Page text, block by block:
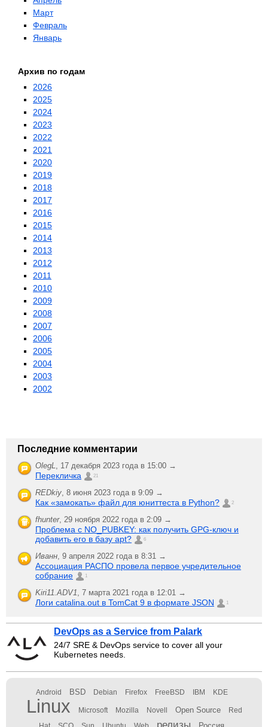
Март
Февраль
Январь
Архив по годам
2026
2025
2024
2023
2022
2021
2020
2019
2018
2017
2016
2015
2014
2013
2012
2011
2010
2009
2008
2007
2006
2005
2004
2003
2002
Последние комментарии
OlegL, 17 декабря 2023 года в 15:00 →
Перекличка 21
REDkiy, 8 июня 2023 года в 9:09 →
Как «замокать» файл для юниттеста в Python? 2
fhunter, 29 ноября 2022 года в 2:09 →
Проблема с NO_PUBKEY: как получить GPG-ключ и
добавить его в базу apt?
6
Иванн, 9 апреля 2022 года в 8:31 →
Ассоциация РАСПО провела первое учредительное
собрание
1
Kiri11.ADV1, 7 марта 2021 года в 12:01 →
Логи catalina.out в TomCat 9 в формате JSON 1
DevOps as a Service from Palark
24/7 SRE & DevOps service to cover all your
Kubernetes needs.
Android BSD Debian Firefox FreeBSD IBM KDE
Linux Microsoft Mozilla Novell Open Source Red
релизы